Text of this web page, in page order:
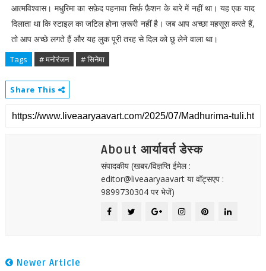
आत्मविश्वास। मधुरिमा का सफ़ेद पहनावा सिर्फ़ फ़ैशन के बारे में नहीं था। यह एक याद
दिलाता था कि स्टाइल का जटिल होना ज़रूरी नहीं है। जब आप अच्छा महसूस करते हैं,
तो आप अच्छे लगते हैं और यह लुक पूरी तरह से दिल को छू लेने वाला था।
Tags # मनोरंजन # सिनेमा
Share This
About आर्यावर्त डेस्क
संपादकीय (खबर/विज्ञप्ति ईमेल :
editor@liveaaryaavart या वॉट्सएप :
9899730304 पर भेजें)
Newer Article